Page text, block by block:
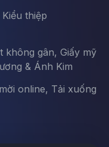
thiệp
không gân, Giấy mỹ
& Ánh Kim
online, Tải xuống